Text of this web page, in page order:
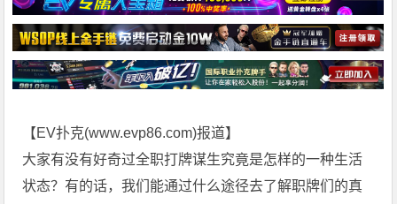
【EV扑克(www.evp86.com)报道】
大家有没有好奇过全职打牌谋生究竟是怎样的一种生活
状态？有的话，我们能通过什么途径去了解职牌们的真